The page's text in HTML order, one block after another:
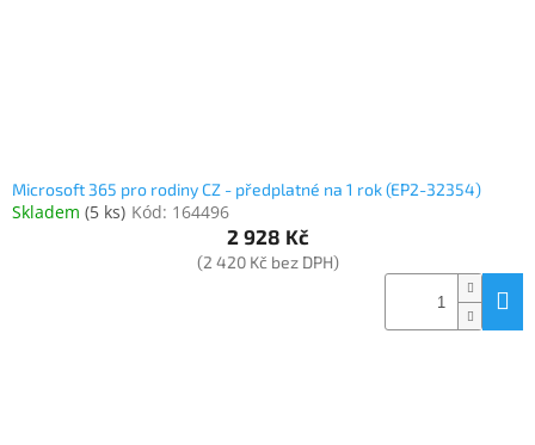
Microsoft 365 pro rodiny CZ - předplatné na 1 rok (EP2-32354)
Skladem (5 ks) Kód: 164496
2 928 Kč
(2 420 Kč bez DPH)